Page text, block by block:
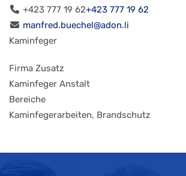
+423 777 19 62+423 777 19 62
manfred.buechel@adon.li
Kaminfeger
Firma Zusatz
Kaminfeger Anstalt
Bereiche
Kaminfegerarbeiten, Brandschutz